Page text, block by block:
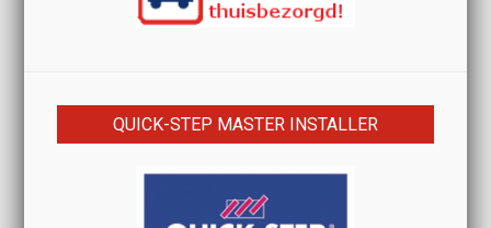
QUICK-STEP MASTER INSTALLER